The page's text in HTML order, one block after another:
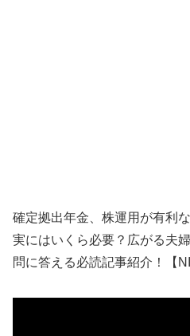
確定拠出年金、株運用が有利
実にはいくら必要？広がる夫
問に答える必読記事紹介！【